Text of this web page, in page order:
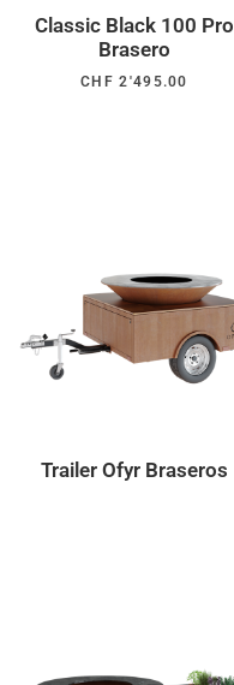
Classic Black 100 Pro
Brasero
CHF 2'495.00
Trailer Ofyr Braseros